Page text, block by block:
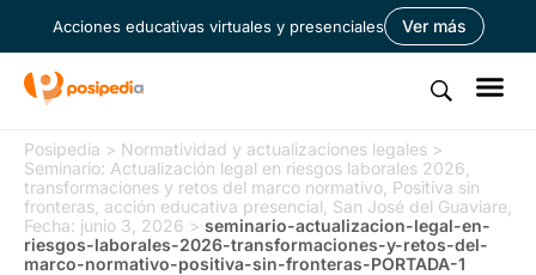
Acciones educativas virtuales y presenciales Ver más
Posipedia > Normatividad y actualizaciones legales >
Seminario: Actualización legal en riesgos laborales 2026,
transformaciones y retos del marco normativo, Positiva sin
fronteras, acción educativa presencial, San José del Guaviare,
Fecha: junio 3, 2026 > seminario-actualizacion-legal-en-
riesgos-laborales-2026-transformaciones-y-retos-del-
marco-normativo-positiva-sin-fronteras-PORTADA-1